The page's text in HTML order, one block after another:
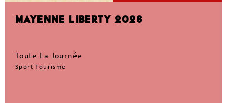
MAYENNE LIBERTY 2026
Toute La Journée
Sport Tourisme